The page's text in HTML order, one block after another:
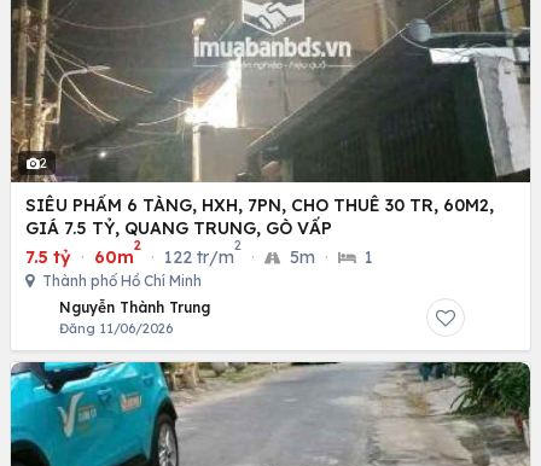
2
SIÊU PHẨM 6 TÀNG, HXH, 7PN, CHO THUÊ 30 TR, 60M2,
GIÁ 7.5 TỶ, QUANG TRUNG, GÒ VẤP
7.5 tỷ · 60m
2
· 122 tr/m
2
· 5m · 1
Thành phố Hồ Chí Minh
Nguyễn Thành Trung
Đăng 11/06/2026